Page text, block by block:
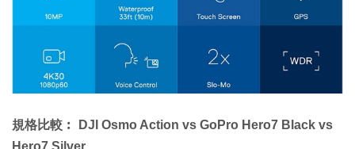
規格比較︰ DJI Osmo Action vs GoPro Hero7 Black vs
Hero7 Silver